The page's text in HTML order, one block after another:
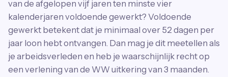
van de afgelopen vijf jaren ten minste vier
kalenderjaren voldoende gewerkt? Voldoende
gewerkt betekent dat je minimaal over 52 dagen per
jaar loon hebt ontvangen. Dan mag je dit meetellen als
je arbeidsverleden en heb je waarschijnlijk recht op
een verlening van de WW uitkering van 3 maanden.